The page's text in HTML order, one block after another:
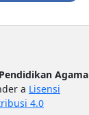
Agama
a Lisensi
4.0